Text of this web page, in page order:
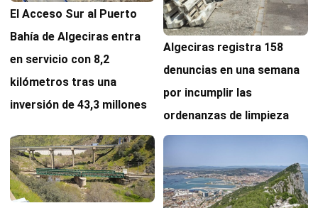
El Acceso Sur al Puerto
Bahía de Algeciras entra
en servicio con 8,2
kilómetros tras una
inversión de 43,3 millones
Algeciras registra 158
denuncias en una semana
por incumplir las
ordenanzas de limpieza